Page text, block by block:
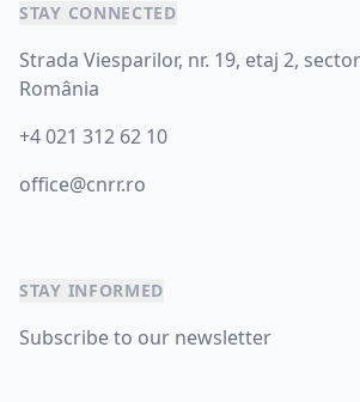
STAY CONNECTED
Strada Viesparilor, nr. 19, etaj 2,
România
+4 021 312 62 10
office@cnrr.ro
STAY INFORMED
Subscribe to our newsletter